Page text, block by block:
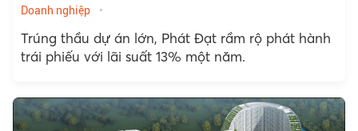
Doanh nghiệp
Trúng thầu dự án lớn, Phát Đạt rầm rộ phát hành
trái phiếu với lãi suất 13% một năm.